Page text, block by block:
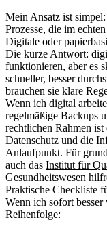
Mein Ansatz ist
Prozesse, die im
Digitale oder
Die kurze Antwort:
funktionieren, aber es
schneller, besser
brauchen sie klare
Wenn ich digital
regelmäßige Backups
rechtlichen Rahmen ist
Datenschutz und die
Anlaufpunkt. Für
auch das Institut für
Gesundheitswesen
Praktische Checkliste
Wenn ich sofort
Reihenfolge: